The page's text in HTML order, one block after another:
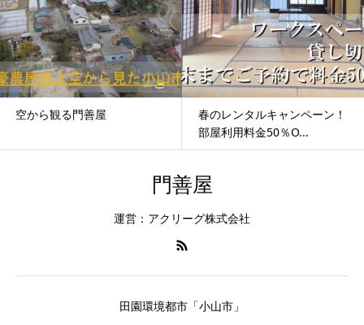
空から観る門善屋
春のレンタルキャンペーン！
部屋利用料金50％O...
門善屋
運営：アクリーグ株式会社
田園環境都市「小山市」